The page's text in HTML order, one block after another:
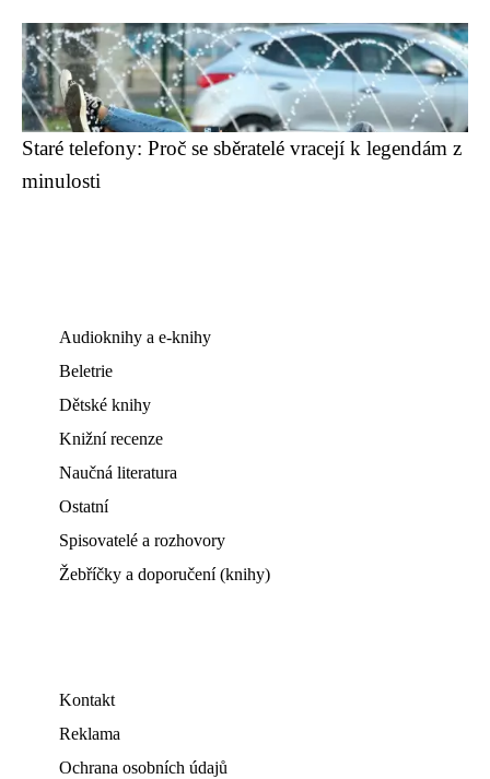
Staré telefony: Proč se sběratelé vracejí k legendám z
minulosti
Audioknihy a e-knihy
Beletrie
Dětské knihy
Knižní recenze
Naučná literatura
Ostatní
Spisovatelé a rozhovory
Žebříčky a doporučení (knihy)
Kontakt
Reklama
Ochrana osobních údajů